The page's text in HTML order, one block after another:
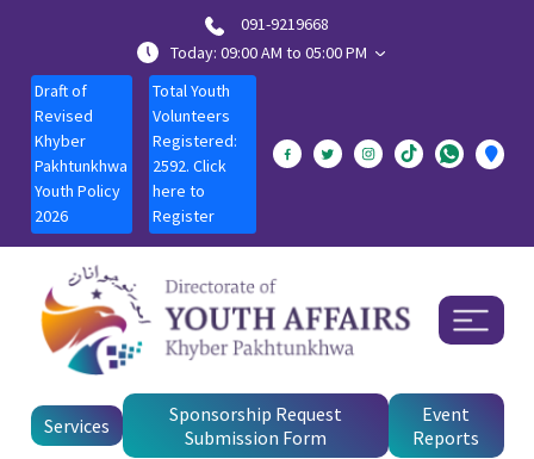
091-9219668
Today: 09:00 AM to 05:00 PM
Draft of
Revised
Khyber
Pakhtunkhwa
Youth Policy
2026
Total Youth
Volunteers
Registered:
2592. Click
here to
Register
Services
Sponsorship Request
Submission Form
Event
Reports